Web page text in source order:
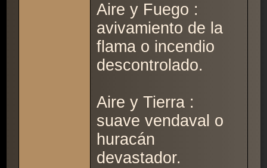
Aire y Fuego :
avivamiento de la
flama o incendio
descontrolado.
Aire y Tierra :
suave vendaval o
huracán
devastador.